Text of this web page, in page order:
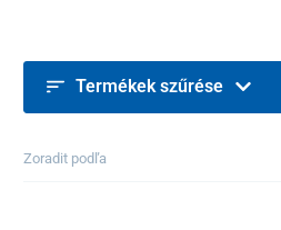
Termékek szűrése
Zoradit podľa